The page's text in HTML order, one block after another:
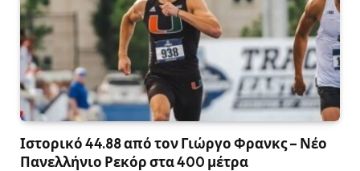
Ιστορικό 44.88 από τον Γιώργο Φρανκς – Νέο
Πανελλήνιο Ρεκόρ στα 400 μέτρα